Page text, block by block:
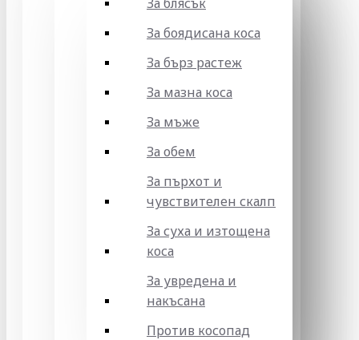
За боядисана коса
За бърз растеж
За мазна коса
За мъже
За обем
За пърхот и
чувствителен скалп
За суха и изтощена
коса
За увредена и
накъсана
Против косопад